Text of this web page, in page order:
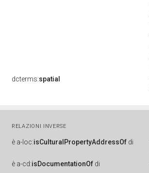
dcterms:spatial
RELAZIONI INVERSE
è a-loc:isCulturalPropertyAddressOf di
è a-cd:isDocumentationOf di